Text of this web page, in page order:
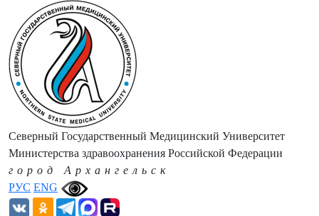
РУС ENG
Северный Государственный Медицинский Университет
Министерства здравоохранения Российской Федерации
город Архангельск